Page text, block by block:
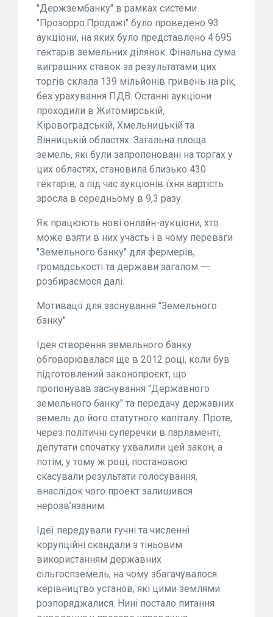
"Держзембанку" в рамках системи
"Прозорро.Продажі" було проведено 93
аукціони, на яких було представлено 4 695
гектарів земельних ділянок. Фінальна сума
виграшних ставок за результатами цих
торгів склала 139 мільйонів гривень на рік,
без урахування ПДВ. Останні аукціони
проходили в Житомирській,
Кіровоградській, Хмельницькій та
Вінницькій областях. Загальна площа
земель, які були запропоновані на торгах у
цих областях, становила близько 430
гектарів, а під час аукціонів їхня вартість
зросла в середньому в 9,3 разу.
Як працюють нові онлайн-аукціони, хто
може взяти в них участь і в чому переваги
"Земельного банку" для фермерів,
громадськості та держави загалом 一
розбираємося далі.
Мотивації для заснування "Земельного
банку"
Ідея створення земельного банку
обговорювалася ще в 2012 році, коли був
підготовлений законопроєкт, що
пропонував заснування "Державного
земельного банку" та передачу державних
земель до його статутного капіталу. Проте,
через політичні суперечки в парламенті,
депутати спочатку ухвалили цей закон, а
потім, у тому ж році, постановою
скасували результати голосування,
внаслідок чого проект залишився
нерозв’язаним.
Ідеї передували гучні та численні
корупційні скандали з тіньовим
використанням державних
сільгоспземель, на чому збагачувалося
керівництво установ, які цими землями
розпоряджалися. Нині постало питання